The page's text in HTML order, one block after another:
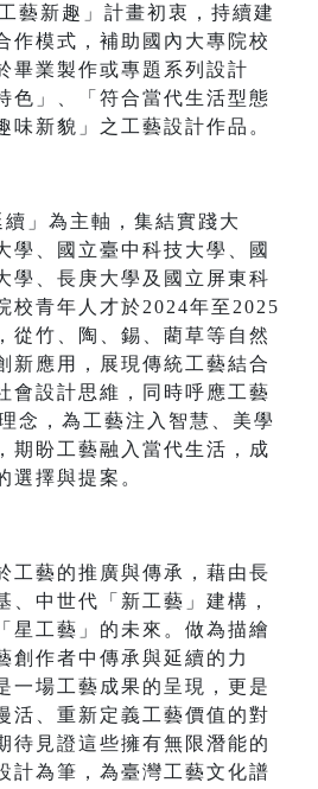
藝新趣」計畫初衷，持續建
作模式，補助國內大專院校
畢業製作或專題系列設計
色」、「符合當代生活型態
味新貌」之工藝設計作品。
」為主軸，集結實踐大
學、國立臺中科技大學、國
學、長庚大學及國立屏東科
校青年人才於2024年至2025
從竹、陶、錫、藺草等自然
新應用，展現傳統工藝結合
會設計思維，同時呼應工藝
念，為工藝注入智慧、美學
期盼工藝融入當代生活，成
選擇與提案。
工藝的推廣與傳承，藉由長
、中世代「新工藝」建構，
星工藝」的未來。做為描繪
創作者中傳承與延續的力
一場工藝成果的呈現，更是
活、重新定義工藝價值的對
待見證這些擁有無限潛能的
計為筆，為臺灣工藝文化譜